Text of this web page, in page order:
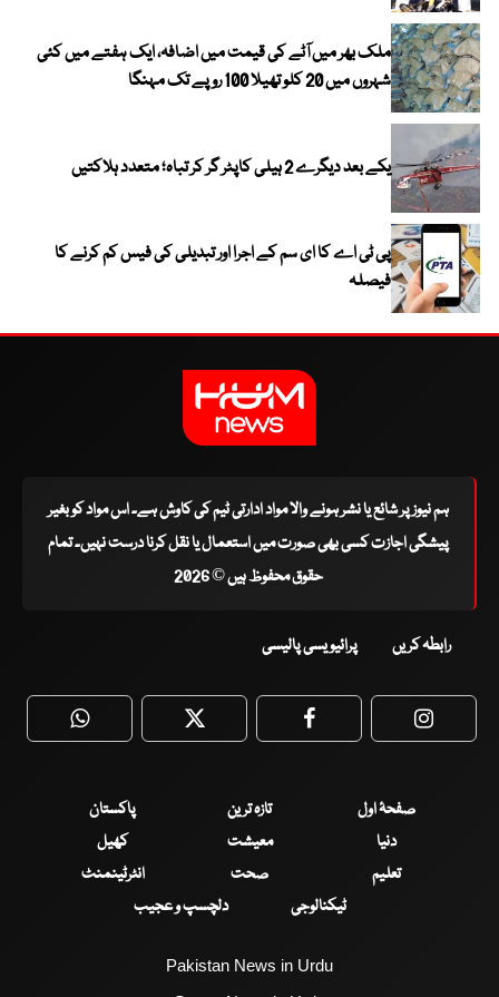
ملک بھر میں آٹے کی قیمت میں اضافہ، ایک ہفتے میں کئی
شہروں میں 20 کلو تھیلا 100 روپے تک مہنگا
یکے بعد دیگرے 2 ہیلی کاپٹر گر کر تباہ؛ متعدد ہلاکتیں
پی ٹی اے کا ای سم کے اجرا اور تبدیلی کی فیس کم کرنے کا
فیصلہ
ہم نیوز پر شائع یا نشر ہونے والا مواد ادارتی ٹیم کی کاوش ہے۔ اس مواد کو بغیر
پیشگی اجازت کسی بھی صورت میں استعمال یا نقل کرنا درست نہیں۔ تمام
حقوق محفوظ ہیں © 2026
رابطہ کریں پرائیویسی پالیسی
WhatsApp Twitter Facebook
صفحۂ اول تازہ ترین
پاکستان
دنیا
معیشت
کھیل
تعلیم
صحت
انٹرٹینمنٹ
ٹیکنالوجی
دلچسپ و عجیب
Pakistan News in Urdu